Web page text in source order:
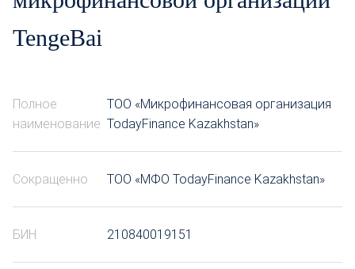
TengeBai
Полное
наименование
ТОО «Микрофинансовая организация
TodayFinance Kazakhstan»
Сокращенно ТОО «МФО TodayFinance Kazakhstan»
БИН 210840019151